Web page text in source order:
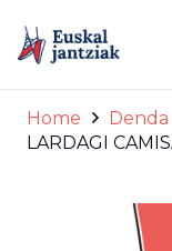
Home Denda
LARDAGI